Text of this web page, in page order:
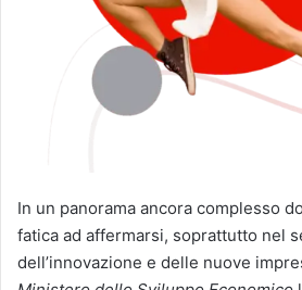
In un panorama ancora complesso
fatica ad affermarsi, soprattutto nel
dell’innovazione e delle nuove